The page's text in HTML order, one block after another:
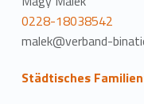
0228-18038542
malek@verband-
Städtisches